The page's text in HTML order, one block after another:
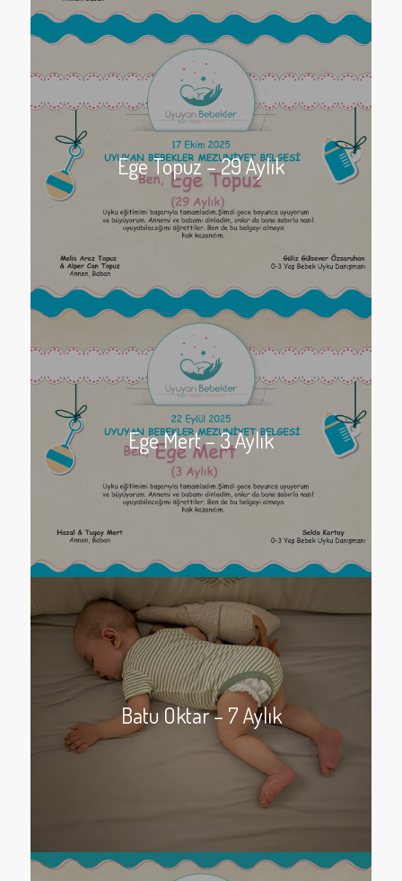
Ege Topuz – 29 Aylık
Ege Mert – 3 Aylık
Batu Oktar – 7 Aylık